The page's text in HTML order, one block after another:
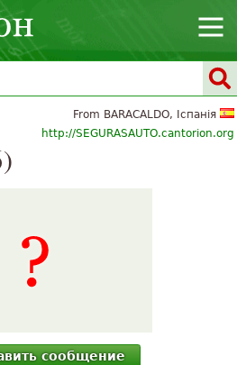
From BARACALDO, Іспанія
http://SEGURASAUTO.cantorion.org
сообщение